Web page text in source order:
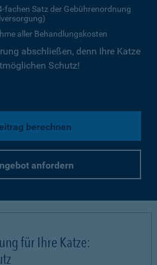
fachen Satz der Gebührenordnung
aller Behandlungskosten
abschließen, denn Ihre Katze
Schutz!
berechnen
anfordern
für Ihre Katze: